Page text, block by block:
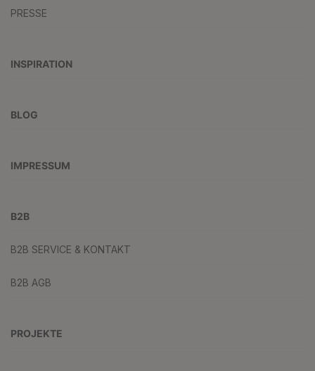
PRESSE
INSPIRATION
BLOG
IMPRESSUM
B2B
B2B SERVICE & KONTAKT
B2B AGB
PROJEKTE